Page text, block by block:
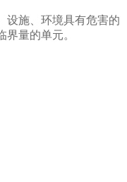
设施、环境具有危害的
量的单元。